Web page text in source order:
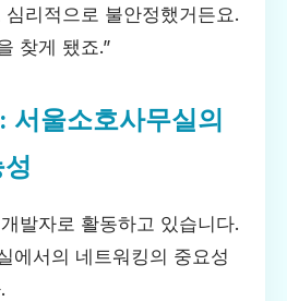
리적으로 불안정했거든요.
찾게 됐죠.”
서울소호사무실의
발자로 활동하고 있습니다.
에서의 네트워킹의 중요성